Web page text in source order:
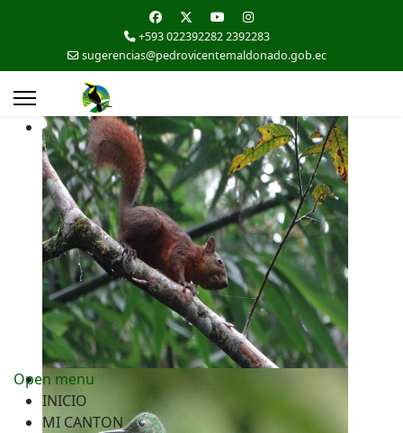
+593 022392282 2392283
sugerencias@pedrovicentemaldonado.gob.ec
Open menu
INICIO
MI CANTON